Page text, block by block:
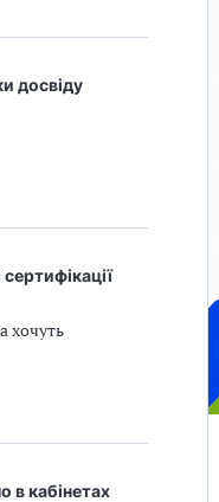
досвіду
хочуть
в кабінетах